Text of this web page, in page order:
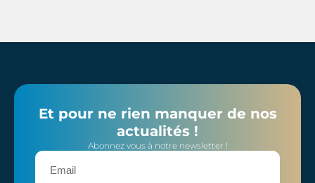
Et pour ne rien manquer de nos
actualités !
Abonnez vous à notre newsletter !